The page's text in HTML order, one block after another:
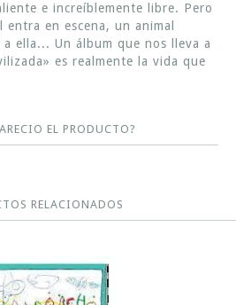
e increíblemente libre. Pero
en escena, un animal
ella... Un álbum que nos lleva a
es realmente la vida que
EL PRODUCTO?
RELACIONADOS